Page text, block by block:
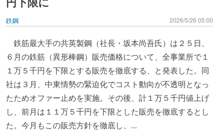
鉄鋼 2026/5/26 05:00
鉄筋最大手の共英製鋼（社長・坂本尚吾氏）は２５日、
６月の鉄筋（異形棒鋼）販売価格について、全事業所で１
１万５千円を下限とする販売を徹底する、と発表した。同
社は３月、中東情勢の緊迫化でコスト動向が不透明となっ
たためオファー止めを実施。その後、計１万５千円値上げ
し、前月は１１万５千円を下限とした販売を徹底するとし
た。今月もこの販売方針を徹底し、...